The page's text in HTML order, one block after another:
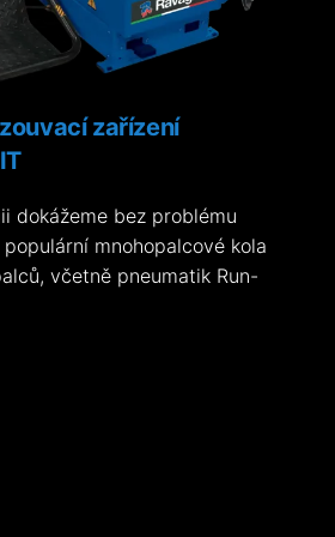
zařízení
dokážeme bez problému
mnohopalcové kola
včetně pneumatik Run-